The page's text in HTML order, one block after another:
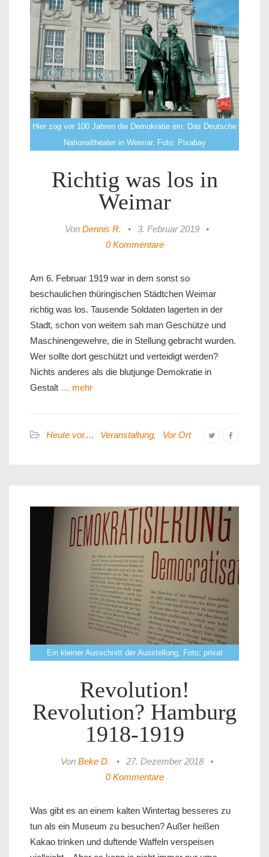
Hier zog vor 100 Jahren die Demokratie ein: Das Deutsche
Nationaltheater in Weimar. Foto: Pixabay
Richtig was los in
Weimar
Von Dennis R. • 3. Februar 2019
•
0 Kommentare
Am 6. Februar 1919 war in dem sonst so
beschaulichen thüringischen Städtchen Weimar
richtig was los. Tausende Soldaten lagerten in der
Stadt, schon von weitem sah man Geschütze und
Maschinengewehre, die in Stellung gebracht wurden.
Wer sollte dort geschützt und verteidigt werden?
Nichts anderes als die blutjunge Demokratie in
Gestalt … mehr
Heute vor..., Veranstaltung, Vor Ort
Ein kleiner Ausschnitt der Ausstellung, Foto: privat
Revolution!
Revolution? Hamburg
1918-1919
Von Beke D. • 27. Dezember 2018
•
0 Kommentare
Was gibt es an einem kalten Wintertag besseres zu
tun als ein Museum zu besuchen? Außer heißen
Kakao trinken und duftende Waffeln verspeisen